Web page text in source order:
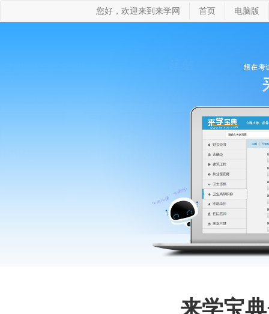
您好，欢迎来到来学网 首页 电脑版
来学宝